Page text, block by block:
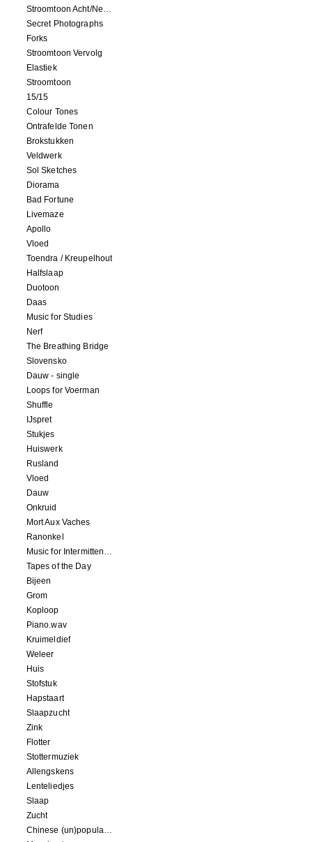
Stroomtoon Acht/Negen+Tien/Elf
Secret Photographs
Forks
Stroomtoon Vervolg
Elastiek
Stroomtoon
15/15
Colour Tones
Ontrafelde Tonen
Brokstukken
Veldwerk
Sol Sketches
Diorama
Bad Fortune
Livemaze
Apollo
Vloed
Toendra / Kreupelhout
Halfslaap
Duotoon
Daas
Music for Studies
Nerf
The Breathing Bridge
Slovensko
Dauw - single
Loops for Voerman
Shuffle
IJspret
Stukjes
Huiswerk
Rusland
Vloed
Dauw
Onkruid
Mort Aux Vaches
Ranonkel
Music for Intermittent Movements
Tapes of the Day
Bijeen
Grom
Koploop
Piano.wav
Kruimeldief
Weleer
Huis
Stofstuk
Hapstaart
Slaapzucht
Zink
Flotter
Stottermuziek
Allengskens
Lenteliedjes
Slaap
Zucht
Chinese (un)popular song